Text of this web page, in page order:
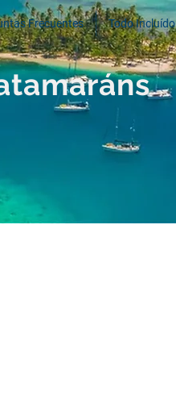
Frecuentes Todo Incluído